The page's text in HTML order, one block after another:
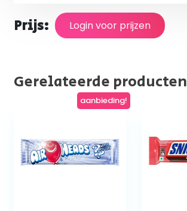
Prijs: Login voor prijzen
Gerelateerde producten
aanbieding!